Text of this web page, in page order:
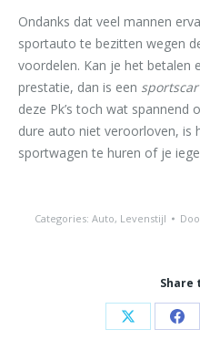
Ondanks dat veel mannen
sportauto te bezitten wegen
voordelen. Kan je het betalen
prestatie, dan is een sportscar
deze Pk’s toch wat spannend
dure auto niet veroorloven, is
sportwagen te huren of je
Categories: Auto, Levenstijl
Share
Share